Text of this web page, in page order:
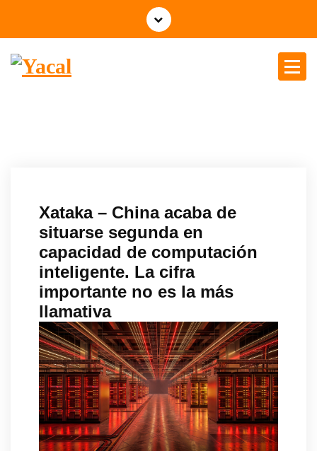
Xataka – China acaba de
situarse segunda en
capacidad de computación
inteligente. La cifra
importante no es la más
llamativa